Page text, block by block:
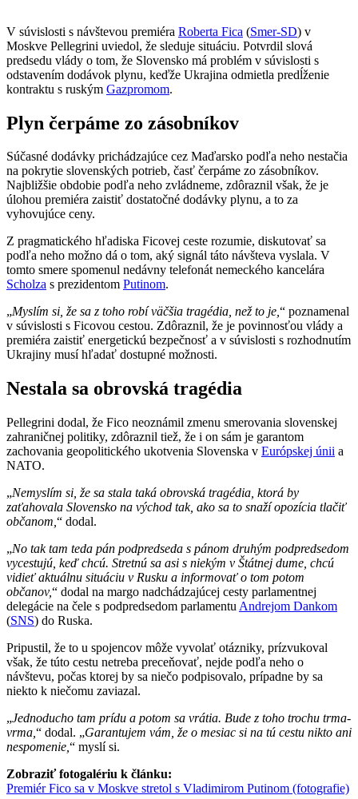
V súvislosti s návštevou premiéra Roberta Fica (Smer-SD) v
Moskve Pellegrini uviedol, že sleduje situáciu. Potvrdil slová
predsedu vlády o tom, že Slovensko má problém v súvislosti s
odstavením dodávok plynu, keďže Ukrajina odmietla predĺženie
kontraktu s ruským Gazpromom.
Plyn čerpáme zo zásobníkov
Súčasné dodávky prichádzajúce cez Maďarsko podľa neho nestačia
na pokrytie slovenských potrieb, časť čerpáme zo zásobníkov.
Najbližšie obdobie podľa neho zvládneme, zdôraznil však, že je
úlohou premiéra zaistiť dostatočné dodávky plynu, a to za
vyhovujúce ceny.
Z pragmatického hľadiska Ficovej ceste rozumie, diskutovať sa
podľa neho možno dá o tom, aký signál táto návšteva vyslala. V
tomto smere spomenul nedávny telefonát nemeckého kancelára
Scholza s prezidentom Putinom.
„Myslím si, že sa z toho robí väčšia tragédia, než to je,“ poznamenal
v súvislosti s Ficovou cestou. Zdôraznil, že je povinnosťou vlády a
premiéra zaistiť energetickú bezpečnosť a v súvislosti s rozhodnutím
Ukrajiny musí hľadať dostupné možnosti.
Nestala sa obrovská tragédia
Pellegrini dodal, že Fico neoznámil zmenu smerovania slovenskej
zahraničnej politiky, zdôraznil tiež, že i on sám je garantom
zachovania geopolitického ukotvenia Slovenska v Európskej únii a
NATO.
„Nemyslím si, že sa stala taká obrovská tragédia, ktorá by
zaťahovala Slovensko na východ tak, ako sa to snaží opozícia tlačiť
občanom, “ dodal.
„No tak tam teda pán podpredseda s pánom druhým podpredsedom
vycestujú, keď chcú. Stretnú sa asi s niekým v Štátnej dume, chcú
vidieť aktuálnu situáciu v Rusku a informovať o tom potom
občanov,“ dodal na margo nadchádzajúcej cesty parlamentnej
delegácie na čele s podpredsedom parlamentu Andrejom Dankom
(SNS) do Ruska.
Pripustil, že to u spojencov môže vyvolať otázniky, prízvukoval
však, že túto cestu netreba preceňovať, nejde podľa neho o
návštevu, počas ktorej by sa niečo podpisovalo, prípadne by sa
niekto k niečomu zaviazal.
„Jednoducho tam prídu a potom sa vrátia. Bude z toho trochu trma-
vrma, “ dodal. „Garantujem vám, že o mesiac si na tú cestu nikto ani
nespomenie, “ myslí si.
Zobraziť fotogalériu k článku:
Premiér Fico sa v Moskve stretol s Vladimirom Putinom (fotografie)